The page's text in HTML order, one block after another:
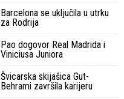
Barcelona se uključila u utrku
za Rodrija
Pao dogovor Real Madrida i
Viniciusa Juniora
Švicarska skijašica Gut-
Behrami završila karijeru